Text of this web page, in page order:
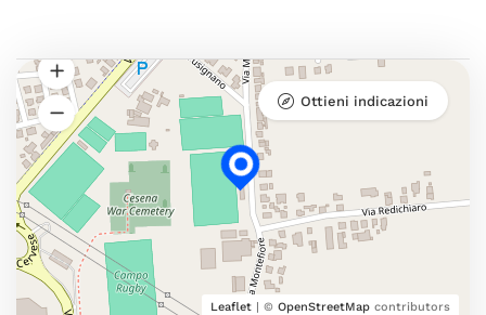
Leaflet | © OpenStreetMap contributors
Ottieni indicazioni